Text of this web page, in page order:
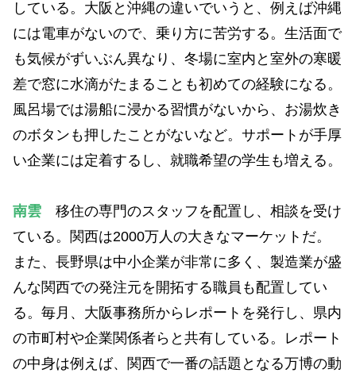
している。大阪と沖縄の違いでいうと、例えば沖縄
には電車がないので、乗り方に苦労する。生活面で
も気候がずいぶん異なり、冬場に室内と室外の寒暖
差で窓に水滴がたまることも初めての経験になる。
風呂場では湯船に浸かる習慣がないから、お湯炊き
のボタンも押したことがないなど。サポートが手厚
い企業には定着するし、就職希望の学生も増える。
南雲 移住の専門のスタッフを配置し、相談を受け
ている。関西は2000万人の大きなマーケットだ。
また、長野県は中小企業が非常に多く、製造業が盛
んな関西での発注元を開拓する職員も配置してい
る。毎月、大阪事務所からレポートを発行し、県内
の市町村や企業関係者らと共有している。レポート
の中身は例えば、関西で一番の話題となる万博の動